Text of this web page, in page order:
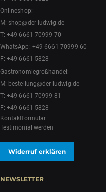
Onlineshop:
M:shop@der-ludwig.de
T:+49 6661 70999-70
WhatsApp: +49 6661 70999-60
F: +49 6661 5828
Gastronomiegroßhandel:
M: bestellung@der-ludwig.de
T:+49 6661 70999-81
F: +49 6661 5828
Kontaktformular
Testimonial werden
Widerruf erklären
NEWSLETTER